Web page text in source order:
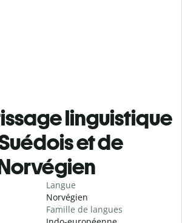
linguistique
et de
Langue
Norvégien
Famille de langues